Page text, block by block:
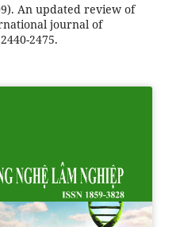
An updated review of
journal of
2475.